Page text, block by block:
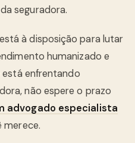
seguradora.
está à disposição para lutar
humanizado e
está enfrentando
não espere o prazo
advogado especialista
merece.